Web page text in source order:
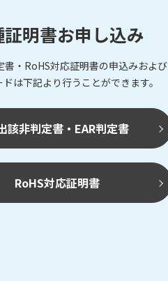
明書お申し込み
書・RoHS対応証明書の申込みおよび
は下記より行うことができます。
該非判定書・EAR判定書
RoHS対応証明書